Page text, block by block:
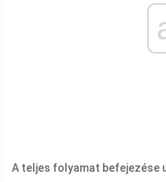
A teljes folyamat befejezése